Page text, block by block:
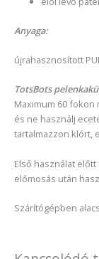
Anyaga:
újrahasznosított
TotsBots
Maximum 60
és ne használj
tartalmazzon klórt,
Első használat
előmosás után
Szárítógépben